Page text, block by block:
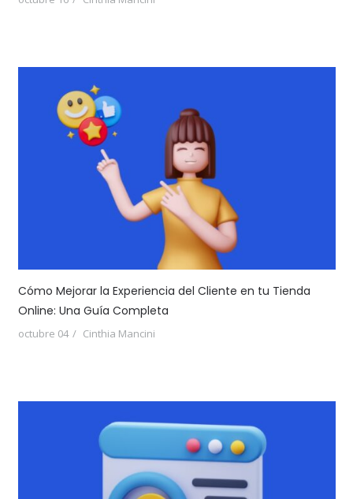
Cómo Mejorar la Experiencia del Cliente en tu Tienda
Online: Una Guía Completa
octubre 04 Cinthia Mancini